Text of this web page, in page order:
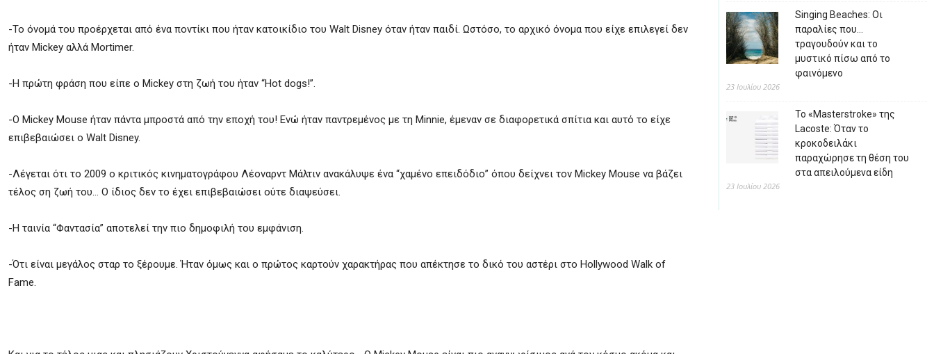
-Το όνομά του προέρχεται από ένα ποντίκι που ήταν κατοικίδιο του Walt Disney όταν ήταν παιδί. Ωστόσο, το αρχικό όνομα που είχε επιλεγεί δεν
ήταν Mickey αλλά Mortimer.
-H πρώτη φράση που είπε ο Mickey στη ζωή του ήταν “Hot dogs!”.
-Ο Mickey Mouse ήταν πάντα μπροστά από την εποχή του! Ενώ ήταν παντρεμένος με τη Minnie, έμεναν σε διαφορετικά σπίτια και αυτό το είχε
επιβεβαιώσει ο Walt Disney.
-Λέγεται ότι το 2009 ο κριτικός κινηματογράφου Λέοναρντ Μάλτιν ανακάλυψε ένα “χαμένο επειδόδιο” όπου δείχνει τον Mickey Mouse να βάζει
τέλος ση ζωή του… Ο ίδιος δεν το έχει επιβεβαιώσει ούτε διαψεύσει.
-Η ταινία “Φαντασία” αποτελεί την πιο δημοφιλή του εμφάνιση.
-Ότι είναι μεγάλος σταρ το ξέρουμε. Ήταν όμως και ο πρώτος καρτούν χαρακτήρας που απέκτησε το δικό του αστέρι στο Hollywood Walk of
Fame.
Singing Beaches: Οι
παραλίες που…
τραγουδούν και το
μυστικό πίσω από το
φαινόμενο
23 Ιουλίου 2026
Το «Masterstroke» της
Lacoste: Όταν το
κροκοδειλάκι
παραχώρησε τη θέση του
στα απειλούμενα είδη
23 Ιουλίου 2026